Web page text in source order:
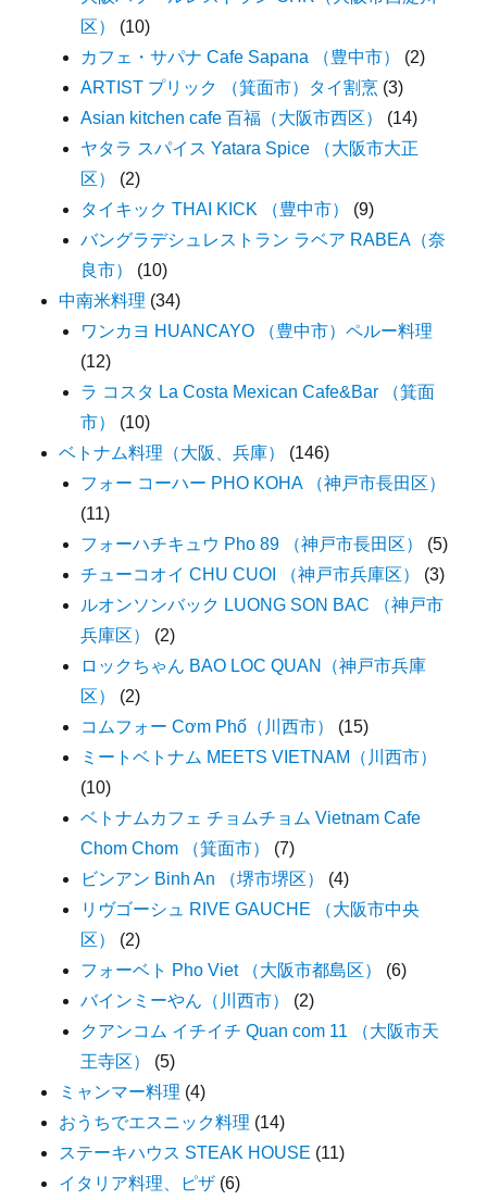
区）
(10)
カフェ・サパナ Cafe Sapana （豊中市）
(2)
ARTIST プリック （箕面市）タイ割烹 (3)
Asian kitchen cafe 百福（大阪市西区）
(14)
ヤタラ スパイス Yatara Spice （大阪市大正
区）
(2)
タイキック THAI KICK （豊中市）
(9)
バングラデシュレストラン ラベア RABEA（奈
良市）
(10)
中南米料理 (34)
ワンカヨ HUANCAYO （豊中市）ペルー料理
(12)
ラ コスタ La Costa Mexican Cafe&Bar （箕面
市）
(10)
ベトナム料理（大阪、兵庫）
(146)
フォー コーハー PHO KOHA （神戸市長田区）
(11)
フォーハチキュウ Pho 89 （神戸市長田区）
(5)
チューコオイ CHU CUOI （神戸市兵庫区）
(3)
ルオンソンバック LUONG SON BAC （神戸市
兵庫区）
(2)
ロックちゃん BAO LOC QUAN（神戸市兵庫
区）
(2)
コムフォー Cơm Phố（川西市）
(15)
ミートベトナム MEETS VIETNAM（川西市）
(10)
ベトナムカフェ チョムチョム Vietnam Cafe
Chom Chom （箕面市）
(7)
ビンアン Binh An （堺市堺区）
(4)
リヴゴーシュ RIVE GAUCHE （大阪市中央
区）
(2)
フォーベト Pho Viet （大阪市都島区）
(6)
バインミーやん（川西市）
(2)
クアンコム イチイチ Quan com 11 （大阪市天
王寺区）
(5)
ミャンマー料理 (4)
おうちでエスニック料理 (14)
ステーキハウス STEAK HOUSE (11)
イタリア料理、ピザ (6)